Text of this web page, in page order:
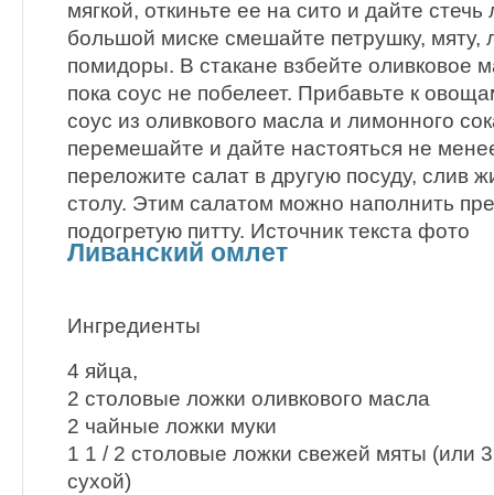
мягкой, откиньте ее на сито и дайте
большой миске смешайте петрушку, мяту,
помидоры. В стакане взбейте оливковое
пока соус не побелеет. Прибавьте к
соус из оливкового масла и лимонного
перемешайте и дайте настояться не
переложите салат в другую посуду, слив
столу. Этим салатом можно наполнить
подогретую питту. Источник текста фото
Ливанский омлет
Ингредиенты
4 яйца,
2 столовые ложки оливкового масла
2 чайные ложки муки
1 1 / 2 столовые ложки свежей мяты (или
сухой)